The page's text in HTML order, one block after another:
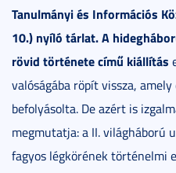
Tanulmányi és Információs
10.) nyíló tárlat. A
rövid története című kiállítás
valóságába röpít vissza,
befolyásolta. De azért is
megmutatja: a II. világháború
fagyos légkörének történelmi